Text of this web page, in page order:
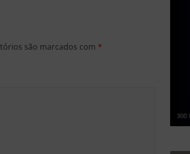
são marcados com *